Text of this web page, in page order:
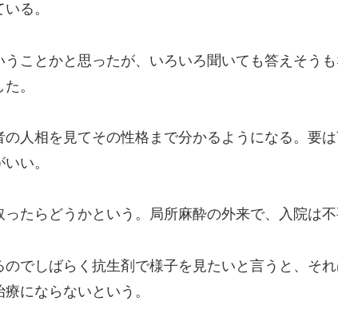
る。
ことかと思ったが、いろいろ聞いても答えそう
。
人相を見てその性格まで分かるようになる。要
い。
たらどうかという。局所麻酔の外来で、入院は不
でしばらく抗生剤で様子を見たいと言うと、それ
にならないという。